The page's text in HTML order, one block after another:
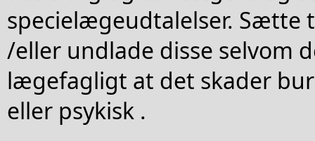
specielægeudtalelser. Sætte
/eller undlade disse selvom
lægefagligt at det skader
eller psykisk .